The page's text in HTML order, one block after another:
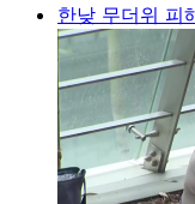
한낮 무더위 피